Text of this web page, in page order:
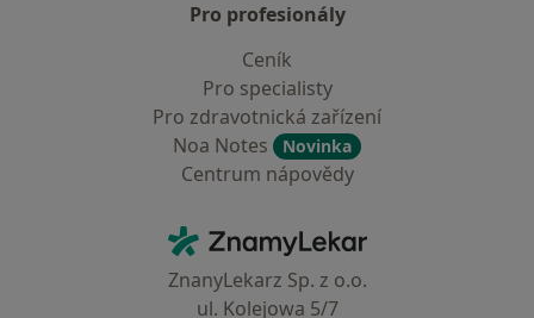
Pro profesionály
Ceník
Pro specialisty
Pro zdravotnická zařízení
Noa Notes
Novinka
Centrum nápovědy
ZnamyLekar - Hlavní stránka
ZnanyLekarz Sp. z o.o.
ul. Kolejowa 5/7